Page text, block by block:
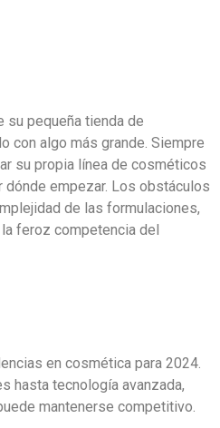
su pequeña tienda de
con algo más grande. Siempre
su propia línea de cosméticos
dónde empezar. Los obstáculos
de las formulaciones,
feroz competencia del
en cosmética para 2024.
hasta tecnología avanzada,
mantenerse competitivo.